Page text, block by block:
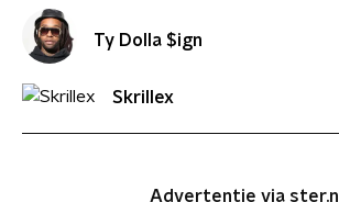
Ty Dolla $ign
Skrillex
Advertentie via ster.nl